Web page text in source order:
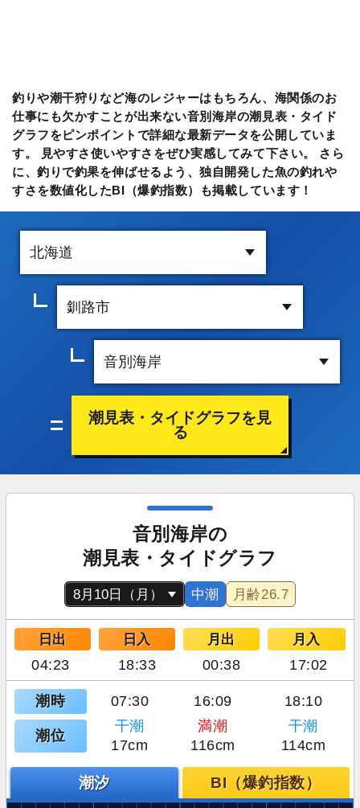
釣りや潮干狩りなど海のレジャーはもちろん、海関係のお
仕事にも欠かすことが出来ない音別海岸の潮見表・タイド
グラフをピンポイントで詳細な最新データを公開していま
す。 見やすさ使いやすさをぜひ実感してみて下さい。 さら
に、釣りで釣果を伸ばせるよう、独自開発した魚の釣れや
すさを数値化したBI（爆釣指数）も掲載しています！
潮見表・タイドグラフを見
る
音別海岸の
潮見表・タイドグラフ
中潮 月齢26.7
日出 日入 月出 月入
04:23 18:33 00:38 17:02
潮時 07:30 16:09 18:10
潮位
干潮 満潮
干潮
17cm
116cm 114cm
潮汐 BI（爆釣指数）